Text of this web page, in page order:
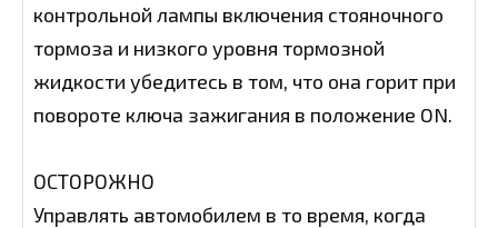
контрольной лампы включения стояночного
тормоза и низкого уровня тормозной
жидкости убедитесь в том, что она горит при
повороте ключа зажигания в положение ON.
ОСТОРОЖНО
Управлять автомобилем в то время, когда